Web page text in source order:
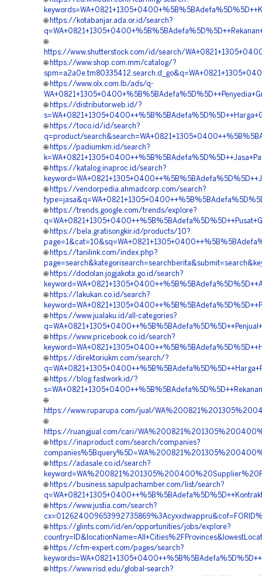
🌐 https://kotabanjar.ada.or.id/search?
🌐
https://www.shutterstock.com/id/search/
🌐 https://www.shop.com.mm/catalog/?
🌐 https://www.olx.com.lb/ads/q-
🌐 https://distributor.web.id/?
🌐 https://toco.id/id/search?
q=product/
🌐 https://padiumkm.id/search?
🌐 https://katalog.inaproc.id/search?
🌐 https://vendorpedia.ahmadcorp.com/search?
🌐 https://trends.google.com/trends/explore?
🌐 https://bela.gratisongkir.id/products/10?
🌐 https://tanilink.com/index.php?
🌐 https://dodolan.jogjakota.go.id/search?
🌐 https://lakukan.co.id/search?
🌐 https://www.jualaku.id/all-categories?
🌐 https://www.pricebook.co.id/search?
🌐 https://direktoriukm.com/search/?
🌐 https://blog.fastwork.id/?
🌐
https://www.ruparupa.com/jual/
🌐
https://ruangjual.com/cari/
🌐 https://inaproduct.com/search/companies?
🌐 https://adasale.co.id/search?
🌐 https://business.sapulpachamber.com/list/search?
🌐 https://www.justia.com/search?
🌐 https://glints.com/id/en/opportunities/jobs/explore?
🌐 https://cfm-expert.com/pages/search?
🌐 https://www.risd.edu/global-search?